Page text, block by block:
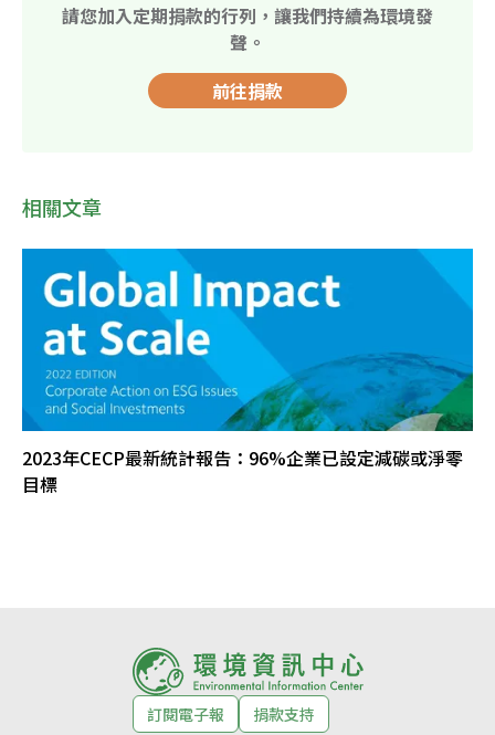
請您加入定期捐款的行列，讓我們持續為環境發
聲。
前往捐款
相關文章
2023年CECP最新統計報告：96%企業已設定減碳或淨零
目標
訂閱電子報 捐款支持